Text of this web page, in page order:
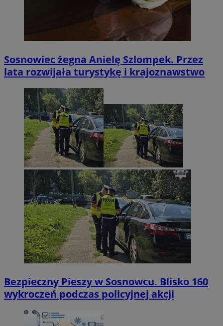
Sosnowiec żegna Anielę Szlompek. Przez
lata rozwijała turystykę i krajoznawstwo
Bezpieczny Pieszy w Sosnowcu. Blisko 160
wykroczeń podczas policyjnej akcji